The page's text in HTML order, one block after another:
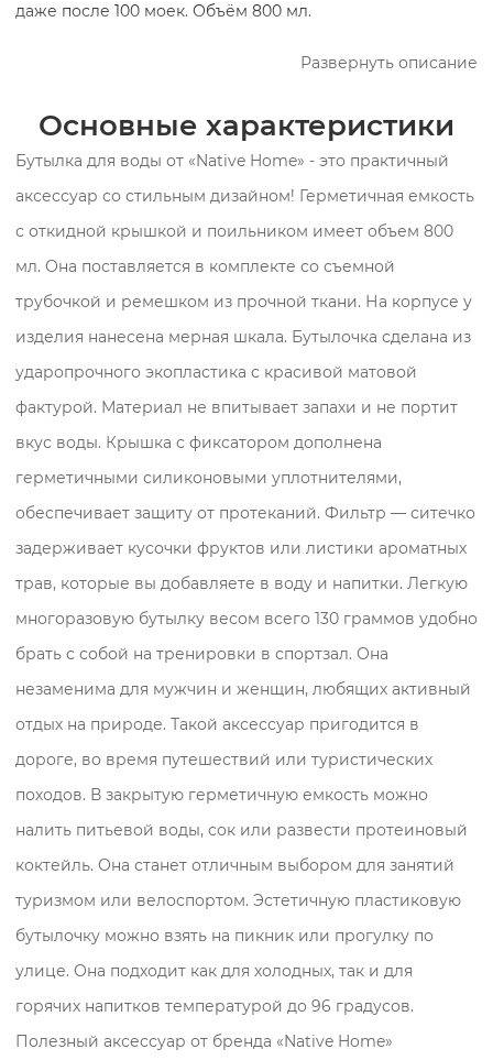
даже после 100 моек. Объём 800 мл.
Развернуть описание
Основные характеристики
Бутылка для воды от «Native Home» - это практичный
аксессуар со стильным дизайном! Герметичная емкость
с откидной крышкой и поильником имеет объем 800
мл. Она поставляется в комплекте со съемной
трубочкой и ремешком из прочной ткани. На корпусе у
изделия нанесена мерная шкала. Бутылочка сделана из
ударопрочного экопластика с красивой матовой
фактурой. Материал не впитывает запахи и не портит
вкус воды. Крышка с фиксатором дополнена
герметичными силиконовыми уплотнителями,
обеспечивает защиту от протеканий. Фильтр — ситечко
задерживает кусочки фруктов или листики ароматных
трав, которые вы добавляете в воду и напитки. Легкую
многоразовую бутылку весом всего 130 граммов удобно
брать с собой на тренировки в спортзал. Она
незаменима для мужчин и женщин, любящих активный
отдых на природе. Такой аксессуар пригодится в
дороге, во время путешествий или туристических
походов. В закрытую герметичную емкость можно
налить питьевой воды, сок или развести протеиновый
коктейль. Она станет отличным выбором для занятий
туризмом или велоспортом. Эстетичную пластиковую
бутылочку можно взять на пикник или прогулку по
улице. Она подходит как для холодных, так и для
горячих напитков температурой до 96 градусов.
Полезный аксессуар от бренда «Native Home»